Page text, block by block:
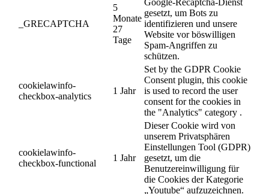
_GRECAPTCHA
5
Monate
27
Tage
Google-Recaptcha-Dienst
gesetzt, um Bots zu
identifizieren und unsere
Website vor böswilligen
Spam-Angriffen zu
schützen.
cookielawinfo-
checkbox-analytics
1 Jahr
Set by the GDPR Cookie
Consent plugin, this cookie
is used to record the user
consent for the cookies in
the "Analytics" category .
cookielawinfo-
checkbox-functional
1 Jahr
Dieser Cookie wird von
unserem Privatsphären
Einstellungen Tool (GDPR)
gesetzt, um die
Benutzereinwilligung für
die Cookies der Kategorie
„Youtube“ aufzuzeichnen.